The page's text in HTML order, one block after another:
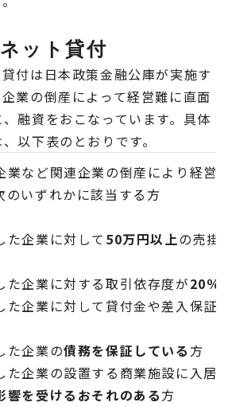
ット貸付
付は日本政策金融公庫が実施す
業の倒産によって経営難に直面
融資をおこなっています。具体
以下表のとおりです。
業など関連企業の倒産により経営
のいずれかに該当する方
た企業に対して 50万円以上の売掛
た企業に対する取引依存度が20％
た企業に対して貸付金や差入保証
た企業の債務を保証している 方
た企業の設置する商業施設に入居
響を受けるおそれのある方